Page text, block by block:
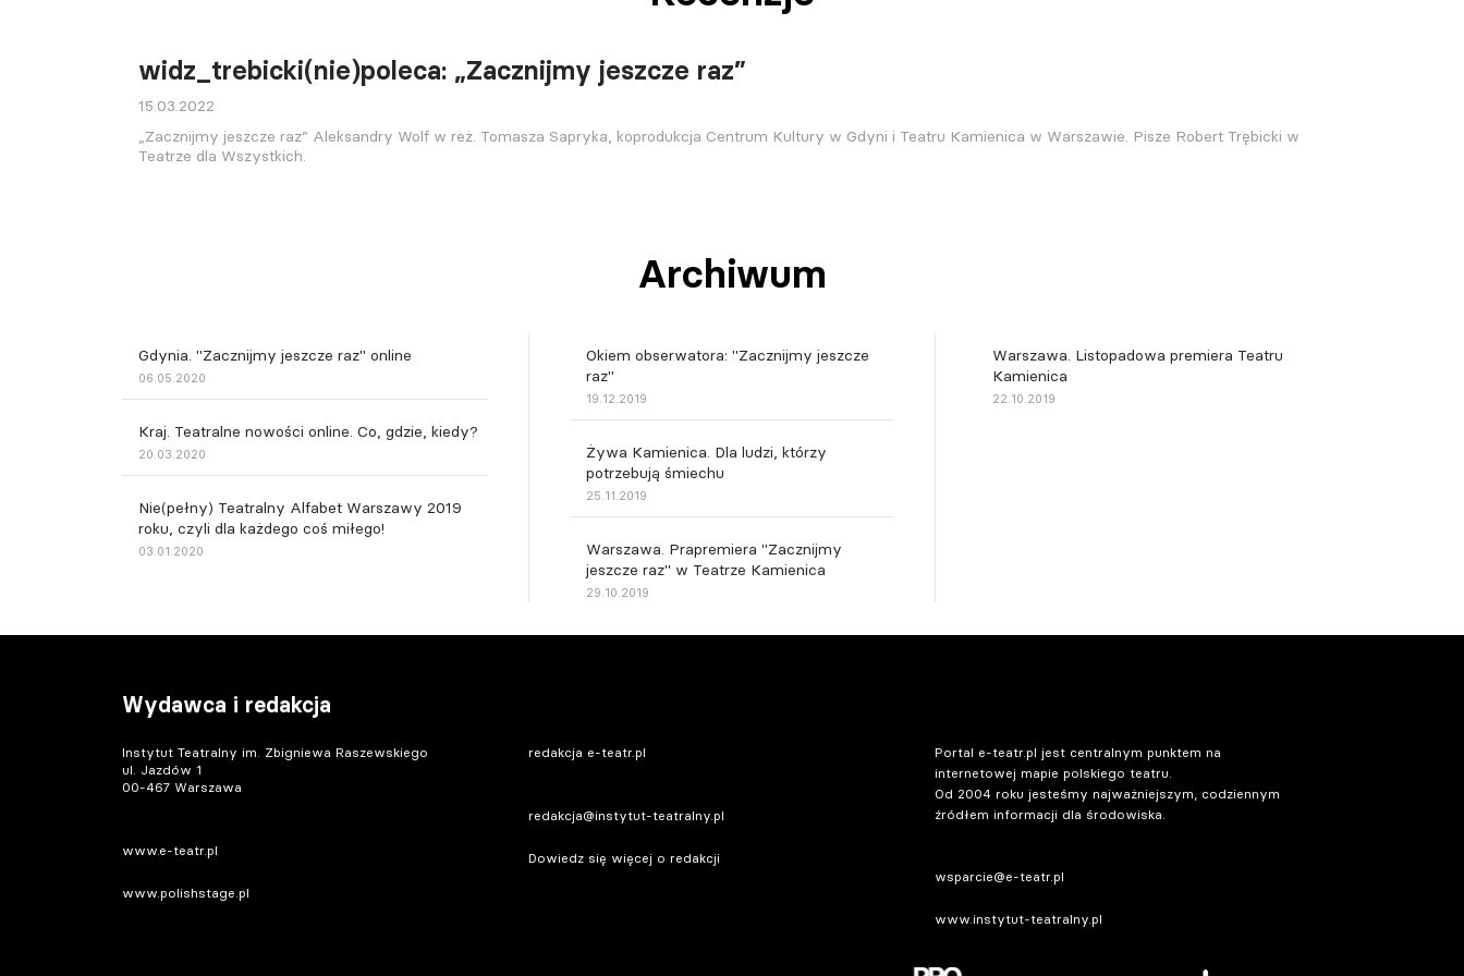
widz_trebicki(nie)poleca: „Zacznijmy jeszcze raz”
15.03.2022
„Zacznijmy jeszcze raz” Aleksandry Wolf w reż. Tomasza Sapryka, koprodukcja Centrum Kultury w Gdyni i Teatru Kamienica w Warszawie. Pisze Robert Trębicki w
Teatrze dla Wszystkich.
Archiwum
Gdynia. "Zacznijmy jeszcze raz" online
06.05.2020
Kraj. Teatralne nowości online. Co, gdzie, kiedy?
20.03.2020
Nie(pełny) Teatralny Alfabet Warszawy 2019
roku, czyli dla każdego coś miłego!
03.01.2020
Okiem obserwatora: "Zacznijmy jeszcze
raz"
19.12.2019
Żywa Kamienica. Dla ludzi, którzy
potrzebują śmiechu
25.11.2019
Warszawa. Prapremiera "Zacznijmy
jeszcze raz" w Teatrze Kamienica
29.10.2019
Warszawa. Listopadowa premiera Teatru
Kamienica
22.10.2019
Wydawca i redakcja
Instytut Teatralny im. Zbigniewa Raszewskiego
ul. Jazdów 1
00-467 Warszawa
www.e-teatr.pl
www.polishstage.pl
redakcja e-teatr.pl
redakcja@instytut-teatralny.pl
Dowiedz się więcej o redakcji
Portal e-teatr.pl jest centralnym punktem na
internetowej mapie polskiego teatru.
Od 2004 roku jesteśmy najważniejszym, codziennym
źródłem informacji dla środowiska.
wsparcie@e-teatr.pl
www.instytut-teatralny.pl